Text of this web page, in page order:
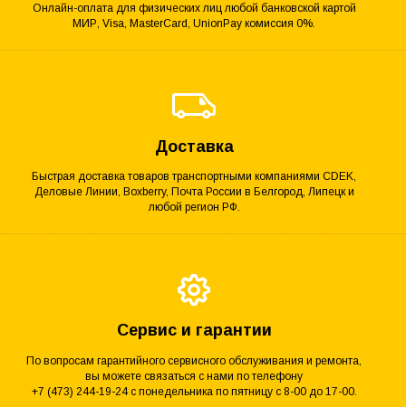
Онлайн-оплата для физических лиц любой банковской картой
МИР, Visa, MasterCard, UnionPay комиссия 0%.
Доставка
Быстрая доставка товаров транспортными компаниями CDEK,
Деловые Линии, Boxberry, Почта России в Белгород, Липецк и
любой регион РФ.
Сервис и гарантии
По вопросам гарантийного сервисного обслуживания и ремонта,
вы можете связаться с нами по телефону
+7 (473) 244-19-24 с понедельника по пятницу с 8-00 до 17-00.